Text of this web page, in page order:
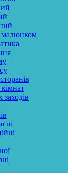
малюнком
заходів